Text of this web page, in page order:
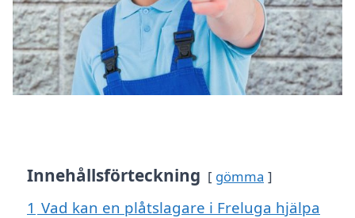
Innehållsförteckning gömma
1 Vad kan en plåtslagare i Freluga hjälpa